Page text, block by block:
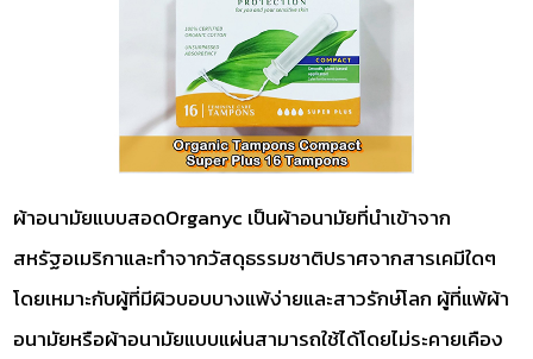
ผ้าอนามัยแบบสอดOrganyc เป็นผ้าอนามัยที่นำเข้าจาก
สหรัฐอเมริกาและทำจากวัสดุธรรมชาติปราศจากสารเคมีใดๆ
โดยเหมาะกับผู้ที่มีผิวบอบบางแพ้ง่ายและสาวรักษ์โลก ผู้ที่แพ้ผ้า
อนามัยหรือผ้าอนามัยแบบแผ่นสามารถใช้ได้โดยไม่ระคายเคือง